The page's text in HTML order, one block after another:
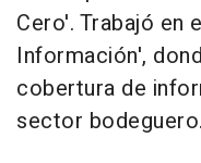
Cero'. Trabajó en
Información',
cobertura de
sector bodeguero.